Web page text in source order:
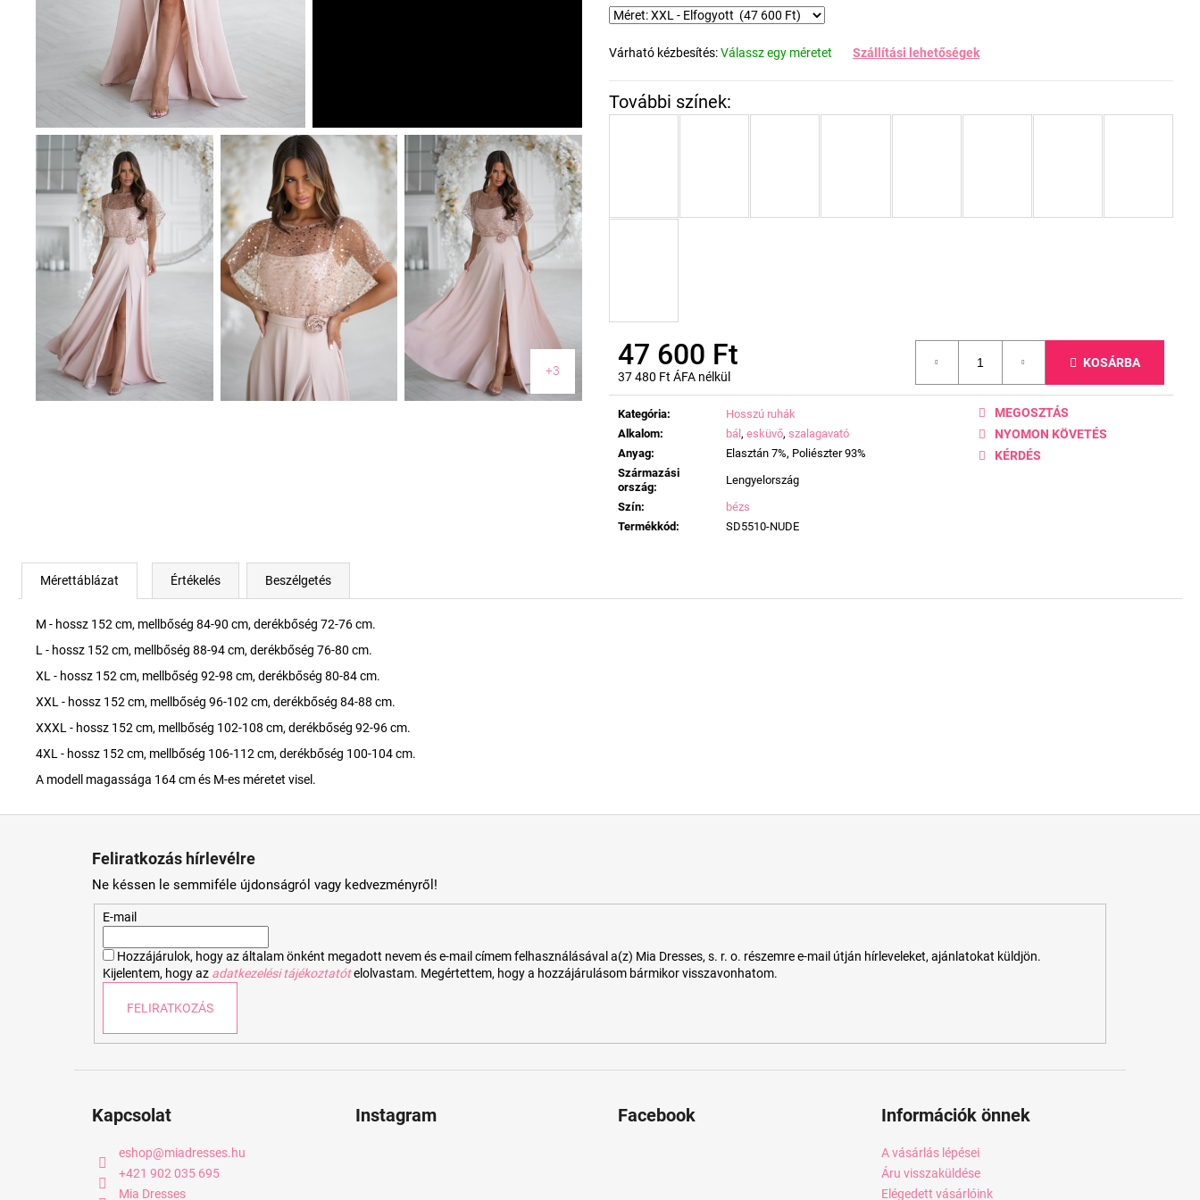
Várható kézbesítés:Válassz egy méretet Szállítási lehetőségek
47 600 Ft
37 480 Ft ÁFA nélkül
Egységár:
KOSÁRBA
Kategória:
Hosszú ruhák
Alkalom: bál, esküvő, szalagavató
Anyag:
Elasztán 7%, Poliészter 93%
Származási
ország:
Lengyelország
Szín:
bézs
Termékkód: SD5510-NUDE
KÉRDÉS
NYOMON KÖVETÉS
MEGOSZTÁS
+3
Mérettáblázat Értékelés Beszélgetés
M - hossz 152 cm, mellbőség 84-90 cm, derékbőség 72-76 cm.
L - hossz 152 cm, mellbőség 88-94 cm, derékbőség 76-80 cm.
XL - hossz 152 cm, mellbőség 92-98 cm, derékbőség 80-84 cm.
XXL - hossz 152 cm, mellbőség 96-102 cm, derékbőség 84-88 cm.
XXXL - hossz 152 cm, mellbőség 102-108 cm, derékbőség 92-96 cm.
4XL - hossz 152 cm, mellbőség 106-112 cm, derékbőség 100-104 cm.
A modell magassága 164 cm és M-es méretet visel.
Feliratkozás hírlevélre
Ne késsen le semmiféle újdonságról vagy kedvezményről!
E-mail
Hozzájárulok, hogy az általam önként megadott nevem és e-mail címem felhasználásával a(z) Mia Dresses, s. r. o. részemre e-mail útján hírleveleket, ajánlatokat küldjön.
Kijelentem, hogy az adatkezelési tájékoztatót elolvastam. Megértettem, hogy a hozzájárulásom bármikor visszavonhatom.
FELIRATKOZÁS
Kapcsolat
eshop@miadresses.hu
+421 902 035 695
Mia Dresses
Instagram Facebook Információk önnek
A vásárlás lépései
Áru visszaküldése
Elégedett vásárlóink